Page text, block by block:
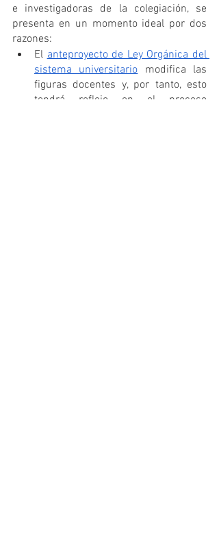
e investigadoras de la colegiación, se
presenta en un momento ideal por dos
razones:
El anteproyecto de Ley Orgánica del
sistema universitario modifica las
figuras docentes y, por tanto, esto
tendrá reflejo en el proceso